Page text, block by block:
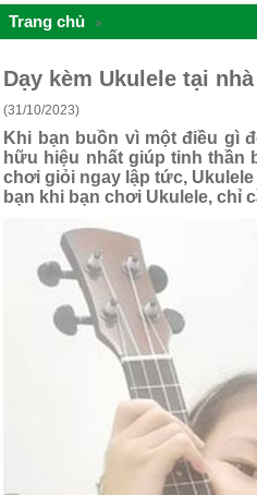
Trang chủ
Dạy kèm Ukulele tại
(31/10/2023)
Khi bạn buồn vì một điều gì
hữu hiệu nhất giúp tinh thần
chơi giỏi ngay lập tức,
bạn khi bạn chơi Ukulele, chỉ